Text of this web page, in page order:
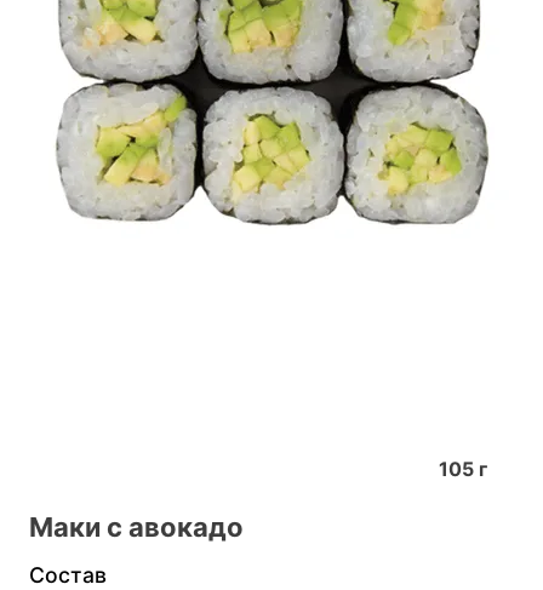
105 г
Маки с авокадо
Состав